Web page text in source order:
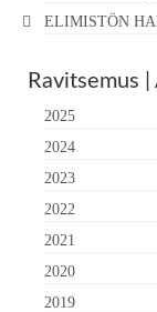
ELIMISTÖN
Ravitsemus
2025
2024
2023
2022
2021
2020
2019